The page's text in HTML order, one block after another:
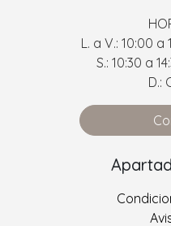
L. a V.: 10:00 a
S.: 10:30 a
D.: